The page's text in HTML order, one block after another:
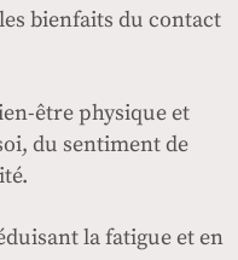
bienfaits du contact
être physique et
du sentiment de
la fatigue et en